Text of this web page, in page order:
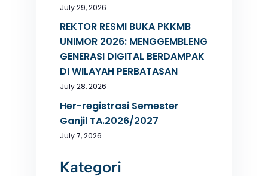
July 29, 2026
REKTOR RESMI BUKA PKKMB
UNIMOR 2026: MENGGEMBLENG
GENERASI DIGITAL BERDAMPAK
DI WILAYAH PERBATASAN
July 28, 2026
Her-registrasi Semester
Ganjil TA.2026/2027
July 7, 2026
Kategori